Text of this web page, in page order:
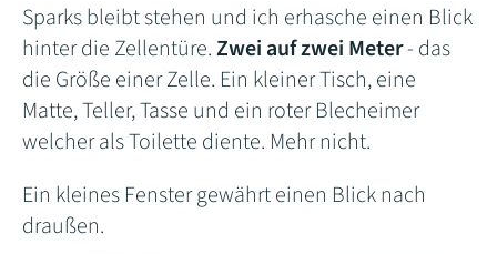
Sparks bleibt stehen und ich erhasche einen Blick
hinter die Zellentüre.Zwei auf zwei Meter- das
die Größe einer Zelle. Ein kleiner Tisch, eine
Matte, Teller, Tasse und ein roter Blecheimer
welcher als Toilette diente. Mehr nicht.
Ein kleines Fenster gewährt einen Blick nach
draußen.